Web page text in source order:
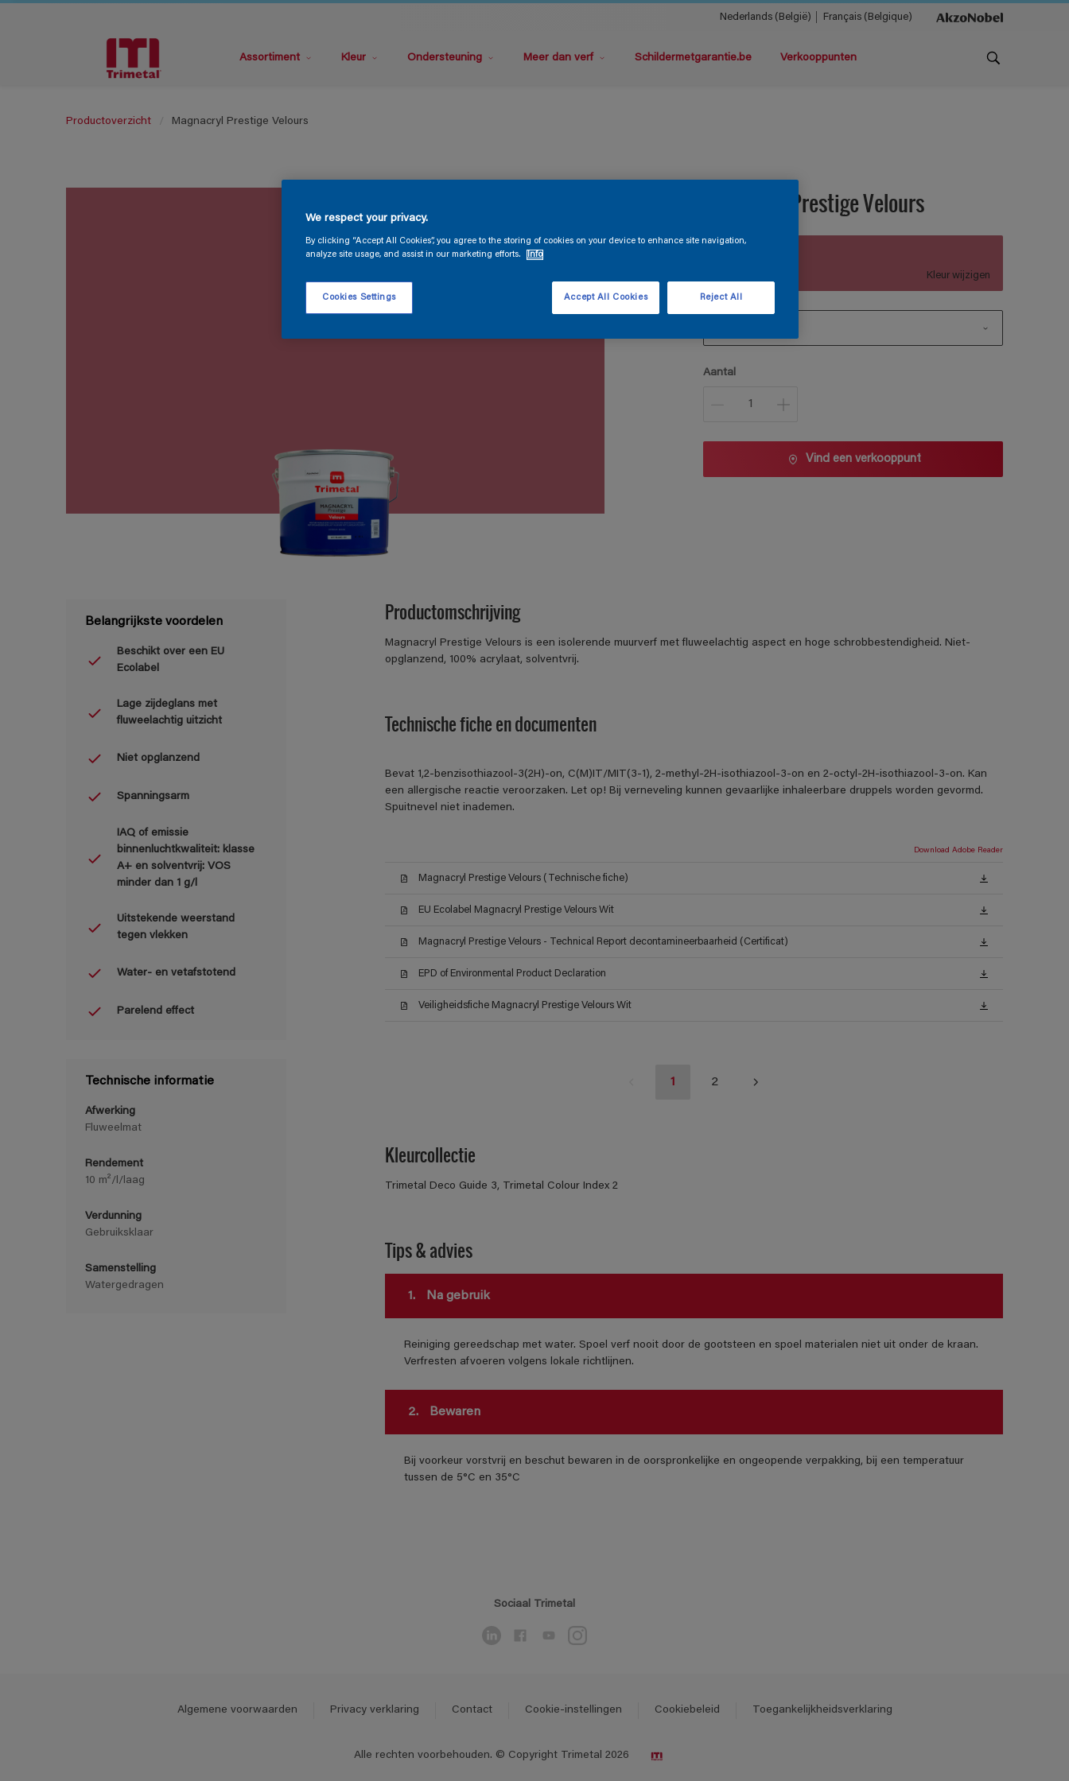
Nederlands (België) Français (Belgique)
Assortiment Kleur Ondersteuning Meer dan verf Schildermetgarantie.be Verkooppunten
Productoverzicht Magnacryl Prestige Velours
Magnacryl Prestige Velours
Kleur wijzigen
Aantal
Vind een verkooppunt
Belangrijkste voordelen
Beschikt over een EU
Ecolabel
Lage zijdeglans met
fluweelachtig uitzicht
Niet opglanzend
Spanningsarm
IAQ of emissie
binnenluchtkwaliteit: klasse
A+ en solventvrij: VOS
minder dan 1 g/l
Uitstekende weerstand
tegen vlekken
Water- en vetafstotend
Parelend effect
Technische informatie
Afwerking
Fluweelmat
Rendement
10 m²/l/laag
Verdunning
Gebruiksklaar
Samenstelling
Watergedragen
Productomschrijving
Magnacryl Prestige Velours is een isolerende muurverf met fluweelachtig aspect en hoge schrobbestendigheid. Niet-
opglanzend, 100% acrylaat, solventvrij.
Technische fiche en documenten
Bevat 1,2-benzisothiazool-3(2H)-on, C(M)IT/MIT(3-1), 2-methyl-2H-isothiazool-3-on en 2-octyl-2H-isothiazool-3-on. Kan
een allergische reactie veroorzaken. Let op! Bij verneveling kunnen gevaarlijke inhaleerbare druppels worden gevormd.
Spuitnevel niet inademen.
Download Adobe Reader
Magnacryl Prestige Velours (Technische fiche)
EU Ecolabel Magnacryl Prestige Velours Wit
Magnacryl Prestige Velours - Technical Report decontamineerbaarheid (Certificat)
EPD of Environmental Product Declaration
Veiligheidsfiche Magnacryl Prestige Velours Wit
1 2
Kleurcollectie
Trimetal Deco Guide 3, Trimetal Colour Index 2
Tips & advies
1. Na gebruik
Reiniging gereedschap met water. Spoel verf nooit door de gootsteen en spoel materialen niet uit onder de kraan.
Verfresten afvoeren volgens lokale richtlijnen.
2. Bewaren
Bij voorkeur vorstvrij en beschut bewaren in de oorspronkelijke en ongeopende verpakking, bij een temperatuur
tussen de 5°C en 35°C
Sociaal Trimetal
Algemene voorwaarden Privacy verklaring Contact Cookie-instellingen Cookiebeleid Toegankelijkheidsverklaring
Alle rechten voorbehouden. © Copyright Trimetal 2026
We respect your privacy.
By clicking “Accept All Cookies”, you agree to the storing of cookies on your device to enhance site navigation,
analyze site usage, and assist in our marketing efforts.
Info
Cookies Settings Reject All
Accept All Cookies